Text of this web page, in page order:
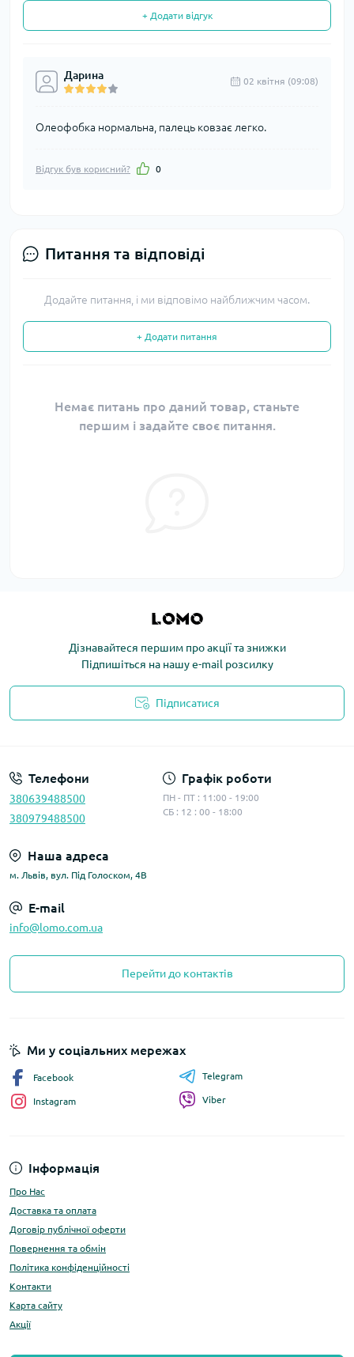
+ Додати відгук
Дарина 02 квітня (09:08)
Олеофобка нормальна, палець ковзає легко.
Відгук був корисний? 0
Питання та відповіді
Додайте питання, і ми відповімо найближчим часом.
+ Додати питання
Немає питань про даний товар, станьте
першим і задайте своє питання.
Дізнавайтеся першим про акції та знижки
Підпишіться на нашу e-mail розсилку
Підписатися
Телефони
380639488500
380979488500
Графік роботи
ПН - ПТ : 11:00 - 19:00
СБ : 12 : 00 - 18:00
Наша адреса
м. Львів, вул. Під Голоском, 4В
E-mail
info@lomo.com.ua
Перейти до контактів
Інформація
Про Нас
Доставка та оплата
Договір публічної оферти
Повернення та обмін
Політика конфіденційності
Контакти
Карта сайту
Акції
Ми у соціальних мережах
Facebook
Instagram
Telegram
Viber